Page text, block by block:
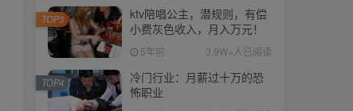
ktv陪唱公主，潜规则，有偿
小费灰色收入，月入万元！
5年前 3.9W+人已阅读
TOP3
冷门行业：月薪过十万的恐
怖职业
TOP4